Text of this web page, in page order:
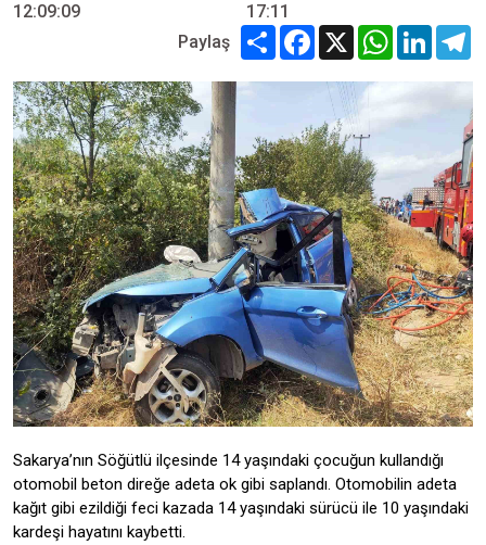
12:09:09
17:11
Paylaş
Share Facebook
X WhatsApp
Sakarya’nın Söğütlü ilçesinde 14 yaşındaki çocuğun kullandığı
otomobil beton direğe adeta ok gibi saplandı. Otomobilin adeta
kağıt gibi ezildiği feci kazada 14 yaşındaki sürücü ile 10 yaşındaki
kardeşi hayatını kaybetti.